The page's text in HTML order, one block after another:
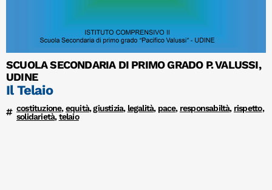
SCUOLA SECONDARIA DI PRIMO GRADO P. VALUSSI,
UDINE
Il Telaio
costituzione, equità,giustizia, legalità, pace, responsabiltà, rispetto,
solidarietà, telaio